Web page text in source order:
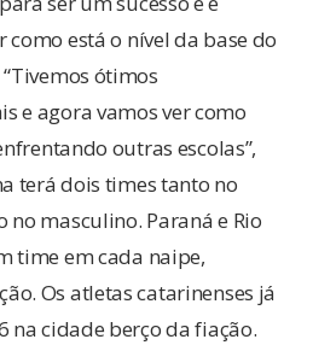
está o nível da base do
ótimos
e agora vamos ver como
outras escolas”,
terá dois times tanto no
masculino. Paraná e Rio
time em cada naipe,
Os atletas catarinenses já
na cidade berço da fiação.